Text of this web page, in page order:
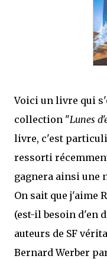
mettre sous tous les yeux.
Voici un livre qui
collection "Lunes
livre, c'est
ressorti
gagnera ainsi une
On sait que j'aime
(est-il besoin d'en
auteurs de SF
Bernard Werber